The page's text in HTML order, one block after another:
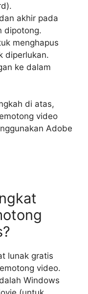
akhir pada
dipotong.
menghapus
diperlukan.
ke dalam
di atas,
video
Adobe
lunak gratis
video.
Windows